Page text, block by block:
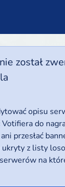
został
opisu
do
przesłać
z listy
na